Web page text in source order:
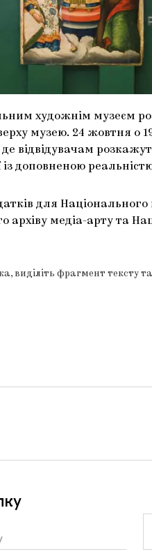
художнім музеєм
музею. 24 жовтня о
відвідувачам
із доповненою
для Національного
архіву медіа-арту та
виділіть фрагмент тексту